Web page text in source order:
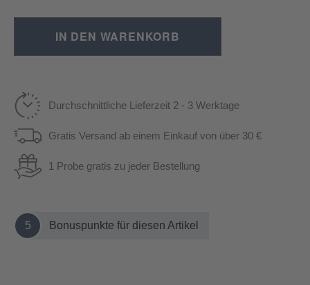
IN DEN WARENKORB
Durchschnittliche Lieferzeit 2 - 3 Werktage
Gratis Versand ab einem Einkauf von über 30 €
1 Probe gratis zu jeder Bestellung
5 Bonuspunkte für diesen Artikel